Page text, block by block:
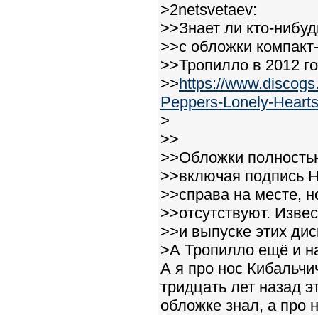
>2netsvetaev:
>>Знает ли кто-
>>с обложки
>>Тропилло в 2012
>>https://
Peppers-Lonely-
>
>>
>>Обложки
>>включая подпись
>>справа на месте,
>>отсутствуют.
>>и выпуске этих
>А Тропилло ещё и
А я про нос
тридцать лет назад
обложке знал, а про